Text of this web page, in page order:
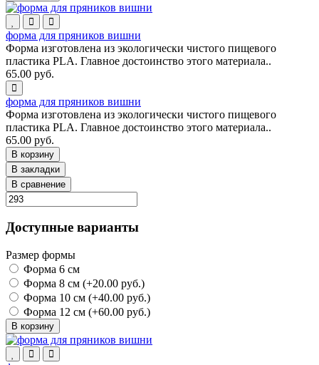
форма для пряников вишни
Форма изготовлена из экологически чистого пищевого
пластика PLA. Главное достоинство этого материала..
65.00 руб.
форма для пряников вишни
Форма изготовлена из экологически чистого пищевого
пластика PLA. Главное достоинство этого материала..
65.00 руб.
В корзину
В закладки
В сравнение
Доступные варианты
Размер формы
Форма 6 см
Форма 8 см (+20.00 руб.)
Форма 10 см (+40.00 руб.)
Форма 12 см (+60.00 руб.)
В корзину